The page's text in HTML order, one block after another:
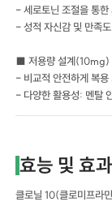
- 세로토닌 조절을 통한
- 성적 자신감 및 만족
■ 저용량 설계(10mg)
- 비교적 안전하게 복용
- 다양한 활용성: 멘탈
효능 및 효과
클로닐 10(클로미프라